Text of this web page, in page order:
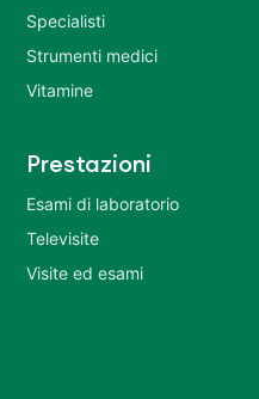
Specialisti
Strumenti medici
Vitamine
Prestazioni
Esami di laboratorio
Televisite
Visite ed esami